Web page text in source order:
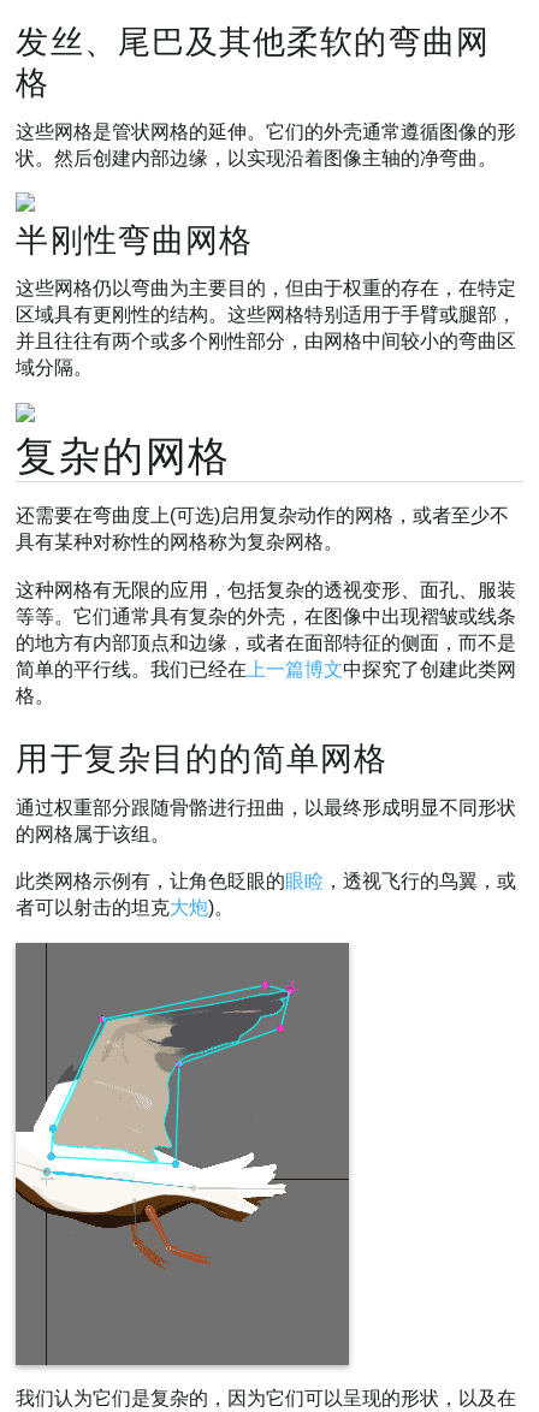
发丝、尾巴及其他柔软的弯曲网
格
这些网格是管状网格的延伸。它们的外壳通常遵循图像的形
状。然后创建内部边缘，以实现沿着图像主轴的净弯曲。
半刚性弯曲网格
这些网格仍以弯曲为主要目的，但由于权重的存在，在特定
区域具有更刚性的结构。这些网格特别适用于手臂或腿部，
并且往往有两个或多个刚性部分，由网格中间较小的弯曲区
域分隔。
复杂的网格
还需要在弯曲度上(可选)启用复杂动作的网格，或者至少不
具有某种对称性的网格称为复杂网格。
这种网格有无限的应用，包括复杂的透视变形、面孔、服装
等等。它们通常具有复杂的外壳，在图像中出现褶皱或线条
的地方有内部顶点和边缘，或者在面部特征的侧面，而不是
简单的平行线。我们已经在 上一篇博文中探究了创建此类网
格。
用于复杂目的的简单网格
通过权重部分跟随骨骼进行扭曲，以最终形成明显不同形状
的网格属于该组。
此类网格示例有，让角色眨眼的眼睑 ，透视飞行的鸟翼，或
者可以射击的坦克大炮)。
我们认为它们是复杂的，因为它们可以呈现的形状，以及在